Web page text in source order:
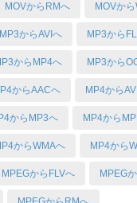
MOVからRMへ MOVか
MP3からAVIへ MP3から
からMP4へ MP3から
からAACへ MP4から
からMP3へ MP4から
からWMAへ MP4から
MPEGからFLVへ MPEG